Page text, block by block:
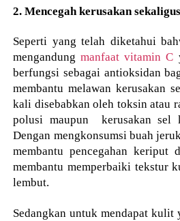
2. Mencegah kerusakan
Seperti yang telah diketahui
mengandungmanfaat vitamin C
berfungsi sebagai antioksidan
membantu melawan kerusakan
kali disebabkan oleh toksin atau
polusi maupun kerusakan sel
Dengan mengkonsumsi buah
membantu pencegahan keriput
membantu memperbaiki tekstur
lembut.
Sedangkan untuk mendapat kulit